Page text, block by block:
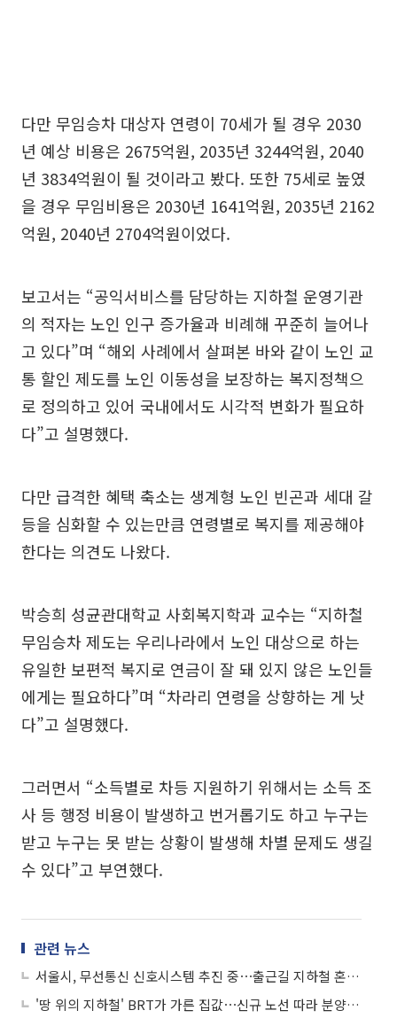
다만 무임승차 대상자 연령이 70세가 될 경우 2030
년 예상 비용은 2675억원, 2035년 3244억원, 2040
년 3834억원이 될 것이라고 봤다. 또한 75세로 높였
을 경우 무임비용은 2030년 1641억원, 2035년 2162
억원, 2040년 2704억원이었다.
보고서는 “공익서비스를 담당하는 지하철 운영기관
의 적자는 노인 인구 증가율과 비례해 꾸준히 늘어나
고 있다”며 “해외 사례에서 살펴본 바와 같이 노인 교
통 할인 제도를 노인 이동성을 보장하는 복지정책으
로 정의하고 있어 국내에서도 시각적 변화가 필요하
다”고 설명했다.
다만 급격한 혜택 축소는 생계형 노인 빈곤과 세대 갈
등을 심화할 수 있는만큼 연령별로 복지를 제공해야
한다는 의견도 나왔다.
박승희 성균관대학교 사회복지학과 교수는 “지하철
무임승차 제도는 우리나라에서 노인 대상으로 하는
유일한 보편적 복지로 연금이 잘 돼 있지 않은 노인들
에게는 필요하다”며 “차라리 연령을 상향하는 게 낫
다”고 설명했다.
그러면서 “소득별로 차등 지원하기 위해서는 소득 조
사 등 행정 비용이 발생하고 번거롭기도 하고 누구는
받고 누구는 못 받는 상황이 발생해 차별 문제도 생길
수 있다”고 부연했다.
관련 뉴스
서울시, 무선통신 신호시스템 추진 중⋯출근길 지하철 혼잡도 20% 완화 기대
'땅 위의 지하철' BRT가 가른 집값⋯신규 노선 따라 분양 수요 이동